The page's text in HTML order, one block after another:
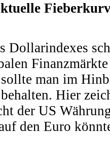
Dollarindexes
man im
Hier
der US
den Euro